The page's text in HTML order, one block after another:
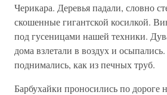
Черикара. Деревья падали, словно
скошенные гигантской косилкой.
под гусеницами нашей техники.
дома взлетали в воздух и
поднимались, как из печных труб.
Барбухайки проносились по дороге